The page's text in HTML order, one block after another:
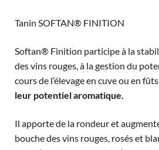
Tanin SOFTAN® FINITION
Softan® Finition participe à la
des vins rouges, à la gestion du
cours de l’élevage en cuve ou en
leur potentiel aromatique.
Il apporte de la rondeur et
bouche des vins rouges, rosés et